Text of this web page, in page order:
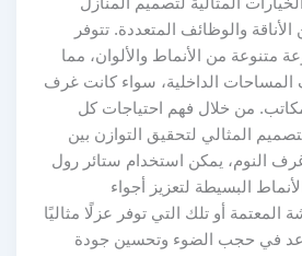
والوظائف المتعددة. تتوفر
من الأنماط والألوان، مما
الداخلية، سواء كانت غرف
من خلال فهم احتياجات كل
المثالي لتحقيق التوازن بين
النوم، يمكن استخدام ستائر رول
البسيطة لتعزيز أجواء
أو تلك التي توفر عزلًا مثاليًا
في حجب الضوء وتحسين جودة